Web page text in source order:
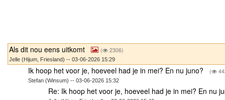
Als dit nou eens uitkomt ( 2306)
Jelle (Hijum, Friesland) -- 03-06-2026 15:29
Ik hoop het voor je, hoeveel had je in mei? En nu juno? (
Stefan (Winsum) -- 03-06-2026 15:32
Re: Ik hoop het voor je, hoeveel had je in mei? En nu